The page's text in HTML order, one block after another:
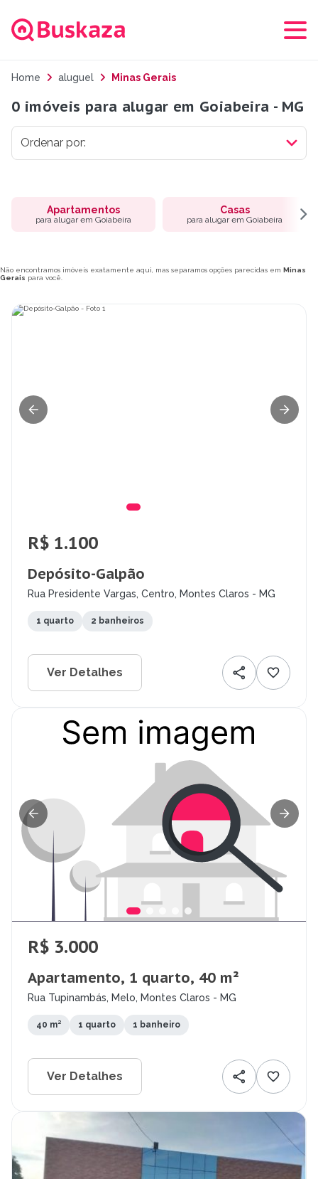
Home aluguel Minas Gerais
0 imóveis para alugar em Goiabeira - MG
Apartamentos
para alugar em Goiabeira
Casas
para alugar em Goiabeira
Não encontramos imóveis exatamente aqui, mas separamos opções parecidas em Minas
Gerais para você.
R$ 1.100
Depósito-Galpão
Rua Presidente Vargas, Centro, Montes Claros - MG
1 quarto 2 banheiros
Ver Detalhes
R$ 3.000
Apartamento, 1 quarto, 40 m²
Rua Tupinambás, Melo, Montes Claros - MG
40 m² 1 quarto 1 banheiro
Ver Detalhes